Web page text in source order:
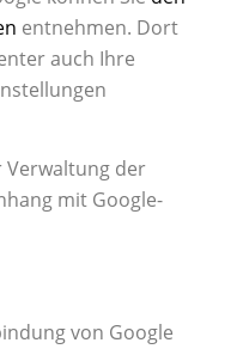
entnehmen. Dort
auch Ihre
Verwaltung der
mit Google-
von Google